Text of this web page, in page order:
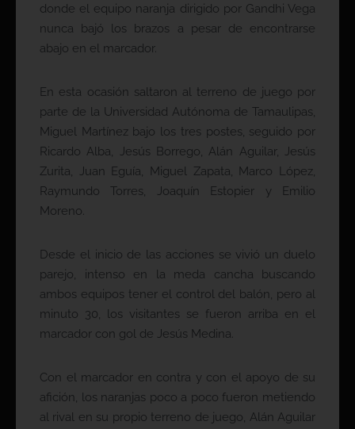
donde el equipo naranja dirigido por Gandhi Vega
nunca bajó los brazos a pesar de encontrarse
abajo en el marcador.
En esta ocasión saltaron al terreno de juego por
parte de la Universidad Autónoma de Tamaulipas,
Miguel Martínez bajo los tres postes, seguido por
Ricardo Alba, Jesús Borrego, Alán Aguilar, Jesús
Zurita, Juan Eguía, Miguel Zapata, Marco López,
Raymundo Torres, Joaquín Estopier y Emilio
Moreno.
Desde el inicio de las acciones se vivió un duelo
parejo, intenso en la meda cancha buscando
ambos equipos tener el control del balón, pero al
minuto 30, los visitantes se fueron arriba en el
marcador con gol de Jesús Medina.
Con el marcador en contra y con el apoyo de su
afición, los naranjas poco a poco fueron metiendo
al rival en su propio terreno de juego, Alán Aguilar